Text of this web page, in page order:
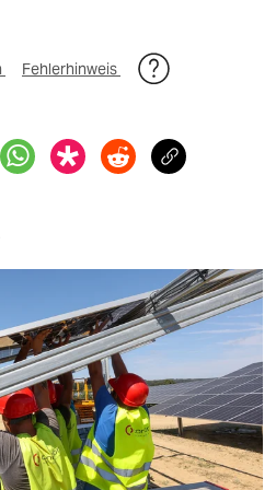
Fehlerhinweis